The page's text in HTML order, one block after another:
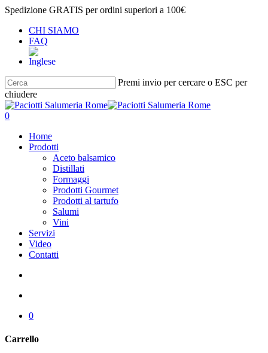
Salta
contenuto
principale
Spedizione GRATIS per ordini superiori a 100€
CHI SIAMO
FAQ
Premi invio per cercare o ESC per
chiudere
Chiudi
ricerca
cerca
account
0
Home
Prodotti
Aceto balsamico
Distillati
Formaggi
Prodotti Gourmet
Prodotti al tartufo
Salumi
Vini
Servizi
Video
Contatti
0
Carrello